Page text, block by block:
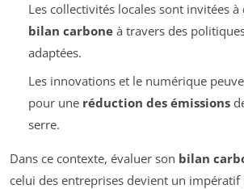
Les collectivités locales sont invitées
bilan carboneà travers des
adaptées.
Les innovations et le numérique
pour une réduction des émissions
serre.
Dans ce contexte, évaluer son bilan
celui des entreprises devient un